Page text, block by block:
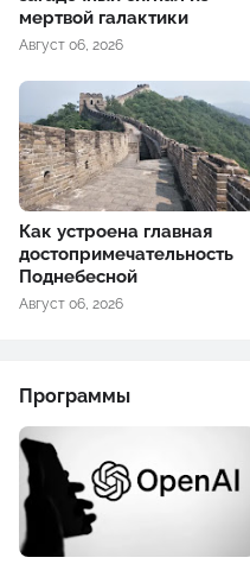
мертвой галактики
Август 06, 2026
Как устроена главная
достопримечательность
Поднебесной
Август 06, 2026
Программы